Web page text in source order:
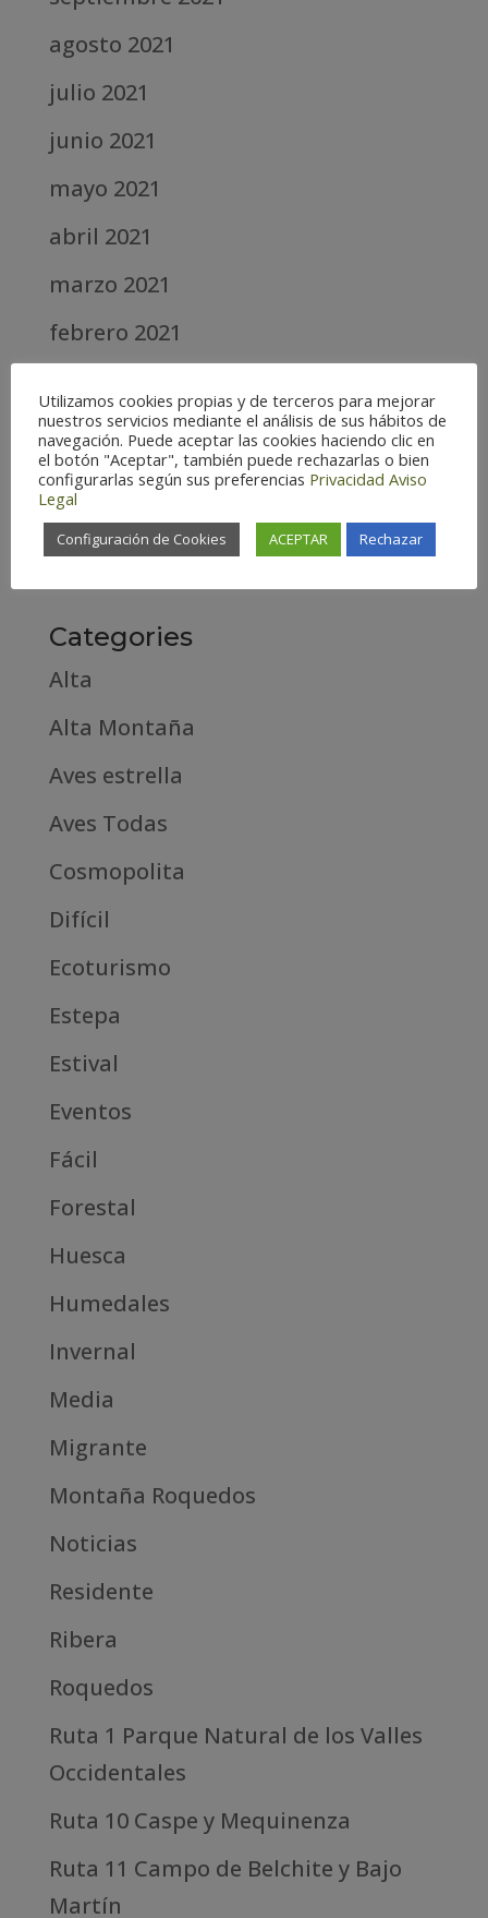
agosto 2021
julio 2021
junio 2021
mayo 2021
abril 2021
marzo 2021
febrero 2021
abril 2020
marzo 2020
febrero 2019
Categories
Alta
Alta Montaña
Aves estrella
Aves Todas
Cosmopolita
Difícil
Ecoturismo
Estepa
Estival
Eventos
Fácil
Forestal
Huesca
Humedales
Invernal
Media
Migrante
Montaña Roquedos
Noticias
Residente
Ribera
Roquedos
Ruta 1 Parque Natural de los Valles
Occidentales
Ruta 10 Caspe y Mequinenza
Ruta 11 Campo de Belchite y Bajo
Martín
Utilizamos cookies propias y de terceros para mejorar
nuestros servicios mediante el análisis de sus hábitos de
navegación. Puede aceptar las cookies haciendo clic en
el botón "Aceptar", también puede rechazarlas o bien
configurarlas según sus preferencias Privacidad Aviso
Legal
Configuración de Cookies ACEPTAR Rechazar